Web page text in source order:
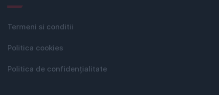
Termeni si conditii
Politica cookies
Politica de confidențialitate